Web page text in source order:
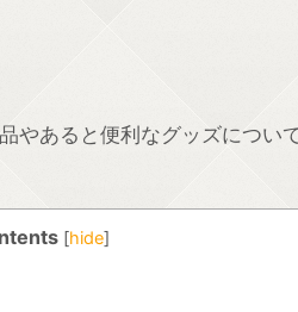
やあると便利なグッズについ
[hide]